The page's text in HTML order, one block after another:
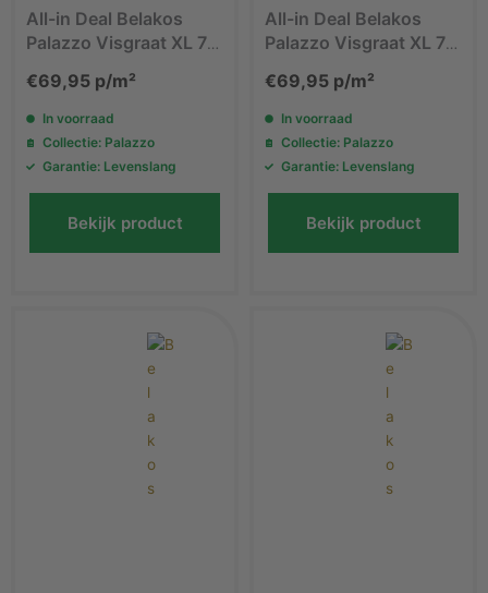
All-in Deal Belakos
Palazzo Visgraat XL 70
€69,95 p/m²
In voorraad
Collectie: Palazzo
Garantie: Levenslang
Bekijk product
All-in Deal Belakos
Palazzo Visgraat XL 71
€69,95 p/m²
In voorraad
Collectie: Palazzo
Garantie: Levenslang
Bekijk product